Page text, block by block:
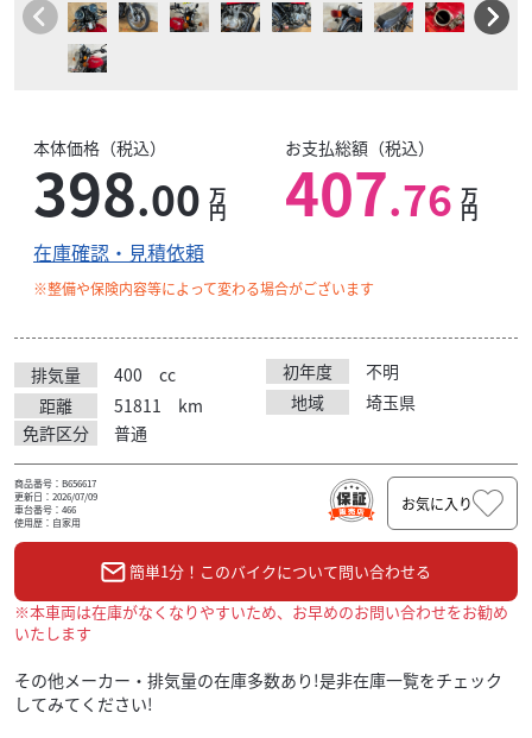
本体価格（税込）
398.00 万
円
お支払総額（税込）
407.76 万
円
在庫確認・見積依頼
※整備や保険内容等によって変わる場合がございます
排気量 400 cc 初年度
不明
距離
51811 km 地域
埼玉県
免許区分
普通
商品番号：B656617
更新日：2026/07/09
車台番号：466
使用歴：自家用
お気に入り
簡単1分！このバイクについて問い合わせる
※本車両は在庫がなくなりやすいため、お早めのお問い合わせをお勧め
いたします
その他メーカー・排気量の在庫多数あり!是非在庫一覧をチェック
してみてください!